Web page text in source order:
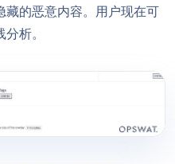
藏的恶意内容。用户现在可
分析。